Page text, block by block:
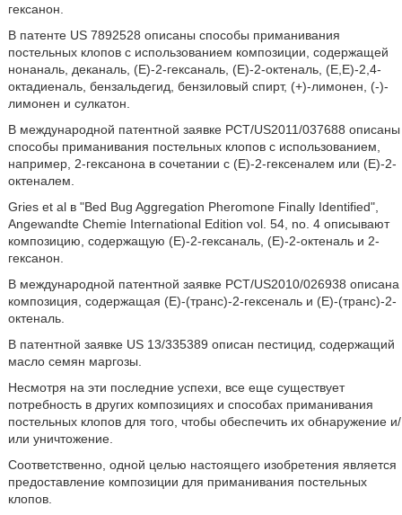
гексанон.
В патенте US 7892528 описаны способы приманивания
постельных клопов с использованием композиции, содержащей
нонаналь, деканаль, (Е)-2-гексаналь, (Е)-2-октеналь, (Е,Е)-2,4-
октадиеналь, бензальдегид, бензиловый спирт, (+)-лимонен, (-)-
лимонен и сулкатон.
В международной патентной заявке PCT/US2011/037688 описаны
способы приманивания постельных клопов с использованием,
например, 2-гексанона в сочетании с (Е)-2-гексеналем или (Е)-2-
октеналем.
Gries et al в "Bed Bug Aggregation Pheromone Finally Identified",
Angewandte Chemie International Edition vol. 54, no. 4 описывают
композицию, содержащую (Е)-2-гексаналь, (Е)-2-октеналь и 2-
гексанон.
В международной патентной заявке PCT/US2010/026938 описана
композиция, содержащая (Е)-(транс)-2-гексеналь и (Е)-(транс)-2-
октеналь.
В патентной заявке US 13/335389 описан пестицид, содержащий
масло семян маргозы.
Несмотря на эти последние успехи, все еще существует
потребность в других композициях и способах приманивания
постельных клопов для того, чтобы обеспечить их обнаружение и/
или уничтожение.
Соответственно, одной целью настоящего изобретения является
предоставление композиции для приманивания постельных
клопов.